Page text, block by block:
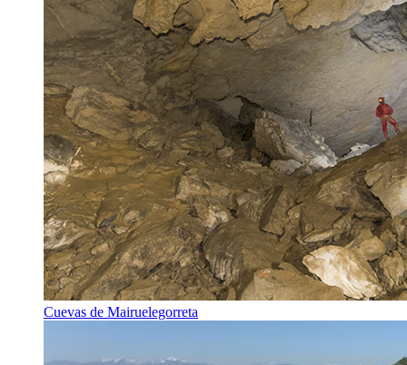
Cuevas de Mairuelegorreta